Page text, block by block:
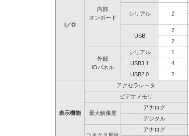
I／O
内部
オンボード
シリアル 2
USB
2
2
外部
IOパネル
シリアル 1
USB3.1
4
USB2.0
2
表示機能
アクセラレータ
ビデオメモリ
最大解像度
アナログ
デジタル
アナログ